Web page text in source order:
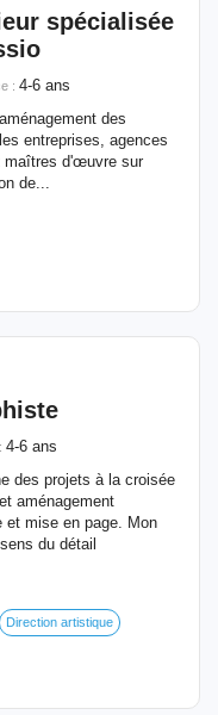
spécialisée
: 4-6 ans
des
entreprises, agences
maîtres d'œuvre sur
de...
4-6 ans
des projets à la croisée
aménagement
et mise en page. Mon
du détail
Direction artistique